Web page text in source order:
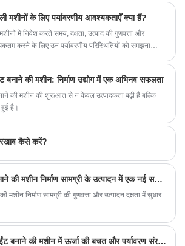
मशीनों के लिए पर्यावरणीय आवश्यकताएँ क्या हैं?
में निवेश करते समय, दक्षता, उत्पाद की गुणवत्ता और
करने के लिए उन पर्यावरणीय परिस्थितियों को समझना
की मशीन: निर्माण उद्योग में एक अभिनव सफलता
की मशीन की शुरूआत से न केवल उत्पादकता बढ़ी है बल्कि
है।
कैसे करें?
स्वचालित सीमेंट ईंट बनाने की मशीन निर्माण सामग्री के उत्पादन में एक नई सफलता है?
मशीन निर्माण सामग्री की गुणवत्ता और उत्पादन दक्षता में सुधार
क्या कंक्रीट इंटरलॉक ईंट बनाने की मशीन में ऊर्जा की बचत और पर्यावरण संरक्षण का लाभ है?